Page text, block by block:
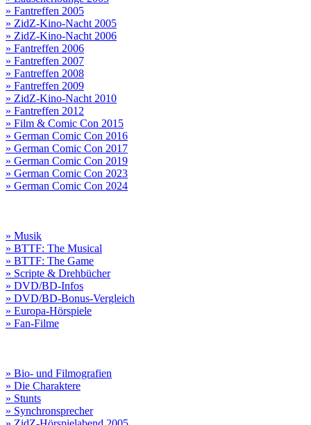
» Fantreffen 2005
» ZidZ-Kino-Nacht 2005
» ZidZ-Kino-Nacht 2006
» Fantreffen 2006
» Fantreffen 2007
» Fantreffen 2008
» Fantreffen 2009
» ZidZ-Kino-Nacht 2010
» Fantreffen 2012
» Film & Comic Con 2015
» German Comic Con 2016
» German Comic Con 2017
» German Comic Con 2019
» German Comic Con 2023
» German Comic Con 2024
» Musik
» BTTF: The Musical
» BTTF: The Game
» Scripte & Drehbücher
» DVD/BD-Infos
» DVD/BD-Bonus-Vergleich
» Europa-Hörspiele
» Fan-Filme
» Bio- und Filmografien
» Die Charaktere
» Stunts
» Synchronsprecher